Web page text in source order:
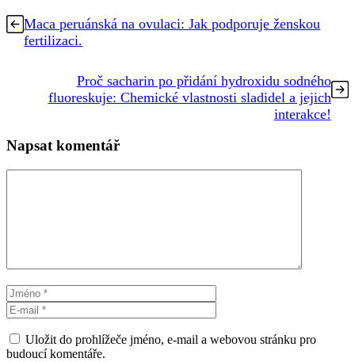
Maca peruánská na ovulaci: Jak podporuje ženskou
fertilizaci.
Proč sacharin po přidání hydroxidu sodného
fluoreskuje: Chemické vlastnosti sladidel a jejich
interakce!
Napsat komentář
Jméno
mail
Uložit do prohlížeče jméno, e-mail a webovou stránku pro
budoucí komentáře.